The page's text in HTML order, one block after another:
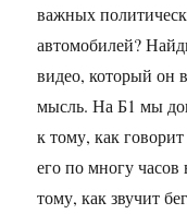
важных
автомобилей?
видео, который он
мысль. На Б1 мы
к тому, как
его по многу
тому, как звучит